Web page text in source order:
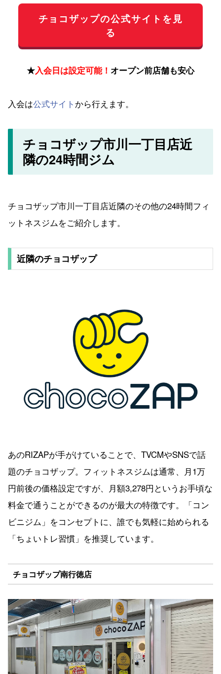
チョコザップの公式サイトを見
る
★入会日は設定可能！ オープン前店舗も安心
入会は公式サイト から行えます。
チョコザップ市川一丁目店近
隣の24時間ジム
チョコザップ市川一丁目店近隣のその他の24時間フィ
ットネスジムをご紹介します。
近隣のチョコザップ
あのRIZAPが手がけていることで、TVCMやSNSで話
題のチョコザップ。フィットネスジムは通常、月1万
円前後の価格設定ですが、月額3,278円というお手頃な
料金で通うことができるのが最大の特徴です。「コン
ビニジム」をコンセプトに、誰でも気軽に始められる
「ちょいトレ習慣」を推奨しています。
チョコザップ南行徳店